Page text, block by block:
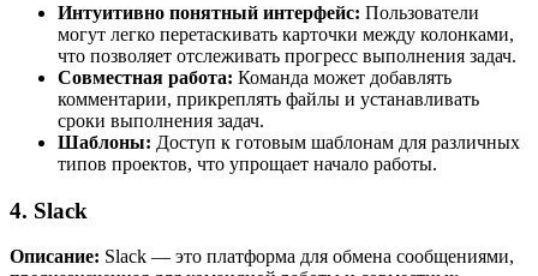
Интуитивно понятный интерфейс: Пользователи
могут легко перетаскивать карточки между колонками,
что позволяет отслеживать прогресс выполнения задач.
Совместная работа: Команда может добавлять
комментарии, прикреплять файлы и устанавливать
сроки выполнения задач.
Шаблоны: Доступ к готовым шаблонам для различных
типов проектов, что упрощает начало работы.
4. Slack
Описание: Slack — это платформа для обмена сообщениями,